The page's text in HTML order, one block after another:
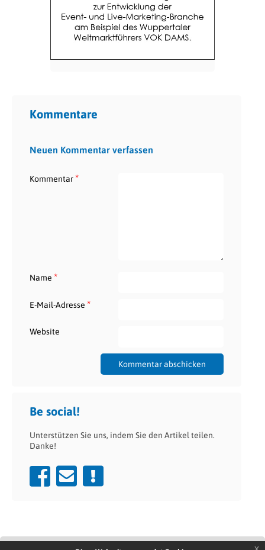
Kommentare
Neuen Kommentar verfassen
Kommentar*
Name *
E-Mail-Adresse *
Website
Be social!
Unterstützen Sie uns, indem Sie den Artikel teilen.
Danke!